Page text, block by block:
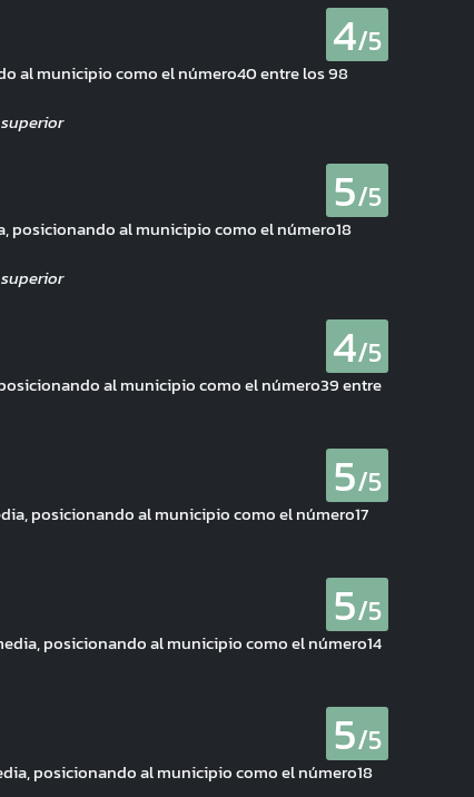
4/5
al municipio como el número40 entre los 98
5/5
posicionando al municipio como el número18
4/5
al municipio como el número39 entre
5/5
posicionando al municipio como el número17
5/5
posicionando al municipio como el número14
5/5
posicionando al municipio como el número18